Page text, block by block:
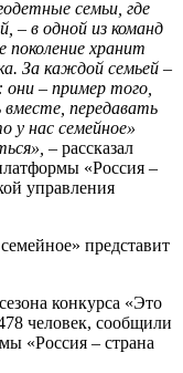
семьи, где
– в одной из команд
поколение хранит
За каждой семьей –
они – пример того,
передавать
нас семейное»
», – рассказал
«Россия –
управления
представит
конкурса «Это
человек, сообщили
«Россия – страна